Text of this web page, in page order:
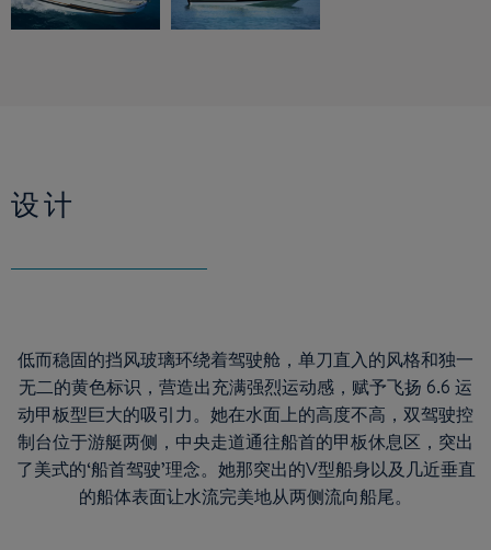
设计
低而稳固的挡风玻璃环绕着驾驶舱，单刀直入的风格和独一
无二的黄色标识，营造出充满强烈运动感，赋予飞扬 6.6 运
动甲板型巨大的吸引力。她在水面上的高度不高，双驾驶控
制台位于游艇两侧，中央走道通往船首的甲板休息区，突出
了美式的‘船首驾驶’理念。她那突出的V型船身以及几近垂直
的船体表面让水流完美地从两侧流向船尾。